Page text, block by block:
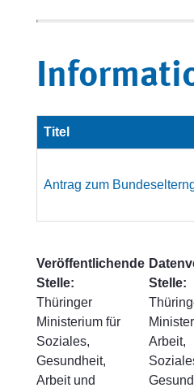
Titel
Antrag zum
Veröffentlichende
Stelle:
Thüringer
Ministerium für
Soziales,
Gesundheit,
Arbeit und
Stelle:
Arbeit,